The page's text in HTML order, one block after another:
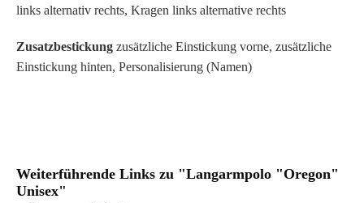
links alternativ rechts, Kragen links alternative rechts
Zusatzbestickung zusätzliche Einstickung vorne, zusätzliche
Einstickung hinten, Personalisierung (Namen)
Weiterführende Links zu "Langarmpolo "Oregon"
Unisex"